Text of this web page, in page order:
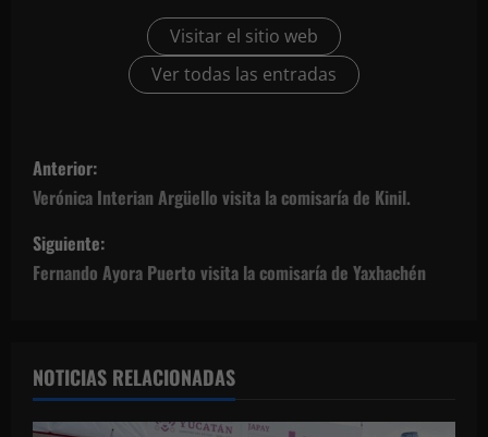
Visitar el sitio web
Ver todas las entradas
N
a
v
e
a
Anterior:
Verónica Interian Argüello visita la comisaría de Kinil.
Siguiente:
Fernando Ayora Puerto visita la comisaría de Yaxhachén
NOTICIAS RELACIONADAS